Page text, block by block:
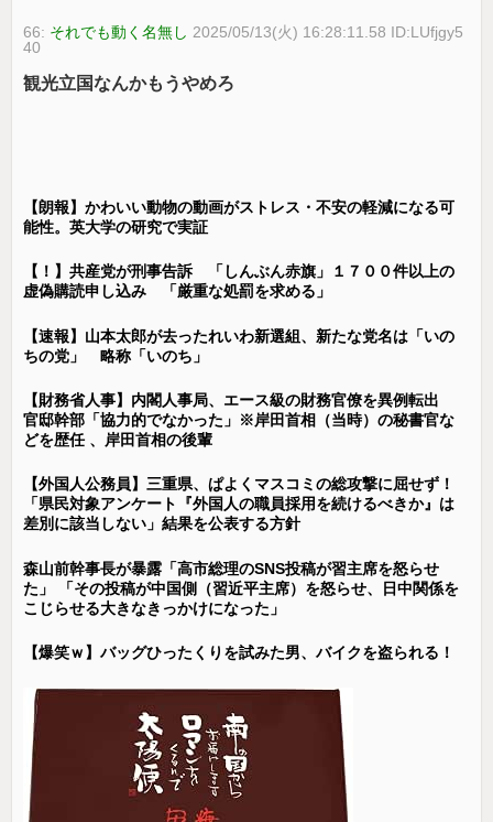
66: それでも動く名無し 2025/05/13(火) 16:28:11.58 ID:LUfjgy5
40
観光立国なんかもうやめろ
【朗報】かわいい動物の動画がストレス・不安の軽減になる可
能性。英大学の研究で実証
【！】共産党が刑事告訴 「しんぶん赤旗」１７００件以上の
虚偽購読申し込み 「厳重な処罰を求める」
【速報】山本太郎が去ったれいわ新選組、新たな党名は「いの
ちの党」 略称「いのち」
【財務省人事】内閣人事局、エース級の財務官僚を異例転出
官邸幹部「協力的でなかった」※岸田首相（当時）の秘書官な
どを歴任 、岸田首相の後輩
【外国人公務員】三重県、ぱよくマスコミの総攻撃に屈せず！
「県民対象アンケート『外国人の職員採用を続けるべきか』は
差別に該当しない」結果を公表する方針
森山前幹事長が暴露「高市総理のSNS投稿が習主席を怒らせ
た」 「その投稿が中国側（習近平主席）を怒らせ、日中関係を
こじらせる大きなきっかけになった」
【爆笑ｗ】バッグひったくりを試みた男、バイクを盗られる！